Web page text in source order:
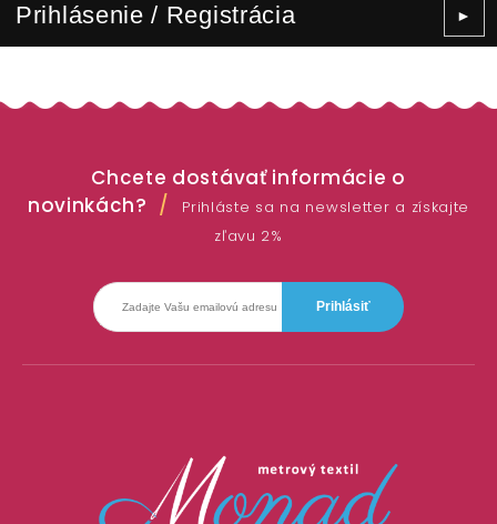
Prihlásenie / Registrácia ►
Chcete dostávať informácie o
novinkách?
Prihláste sa na newsletter a získajte
zľavu 2%